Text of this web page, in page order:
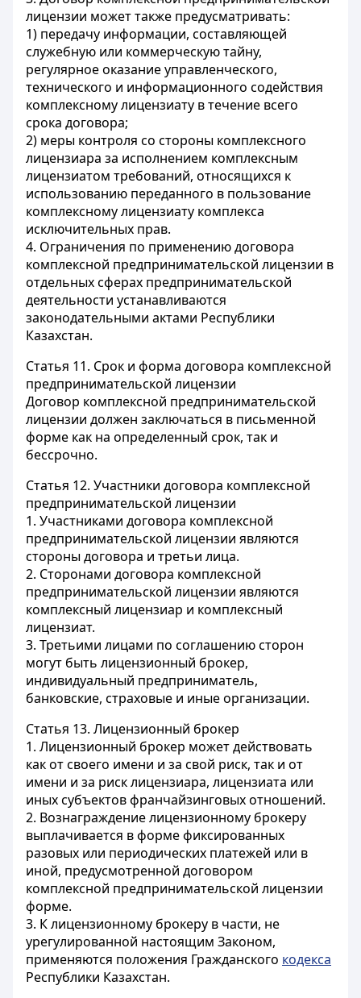
лицензии может также предусматривать:
1) передачу информации, составляющей
служебную или коммерческую тайну,
регулярное оказание управленческого,
технического и информационного содействия
комплексному лицензиату в течение всего
срока договора;
2) меры контроля со стороны комплексного
лицензиара за исполнением комплексным
лицензиатом требований, относящихся к
использованию переданного в пользование
комплексному лицензиату комплекса
исключительных прав.
4. Ограничения по применению договора
комплексной предпринимательской лицензии в
отдельных сферах предпринимательской
деятельности устанавливаются
законодательными актами Республики
Казахстан.
Статья 11. Срок и форма договора комплексной
предпринимательской лицензии
Договор комплексной предпринимательской
лицензии должен заключаться в письменной
форме как на определенный срок, так и
бессрочно.
Статья 12. Участники договора комплексной
предпринимательской лицензии
1. Участниками договора комплексной
предпринимательской лицензии являются
стороны договора и третьи лица.
2. Сторонами договора комплексной
предпринимательской лицензии являются
комплексный лицензиар и комплексный
лицензиат.
3. Третьими лицами по соглашению сторон
могут быть лицензионный брокер,
индивидуальный предприниматель,
банковские, страховые и иные организации.
Статья 13. Лицензионный брокер
1. Лицензионный брокер может действовать
как от своего имени и за свой риск, так и от
имени и за риск лицензиара, лицензиата или
иных субъектов франчайзинговых отношений.
2. Вознаграждение лицензионному брокеру
выплачивается в форме фиксированных
разовых или периодических платежей или в
иной, предусмотренной договором
комплексной предпринимательской лицензии
форме.
3. К лицензионному брокеру в части, не
урегулированной настоящим Законом,
применяются положения Гражданского кодекса
Республики Казахстан.